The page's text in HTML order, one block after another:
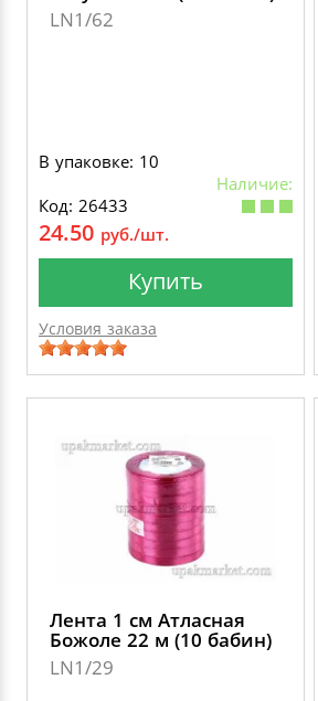
LN1/62
В упаковке: 10
Наличие:
Код: 26433
24.50 руб./шт.
Купить
Условия заказа
Лента 1 см Атласная
Божоле 22 м (10 бабин)
LN1/29